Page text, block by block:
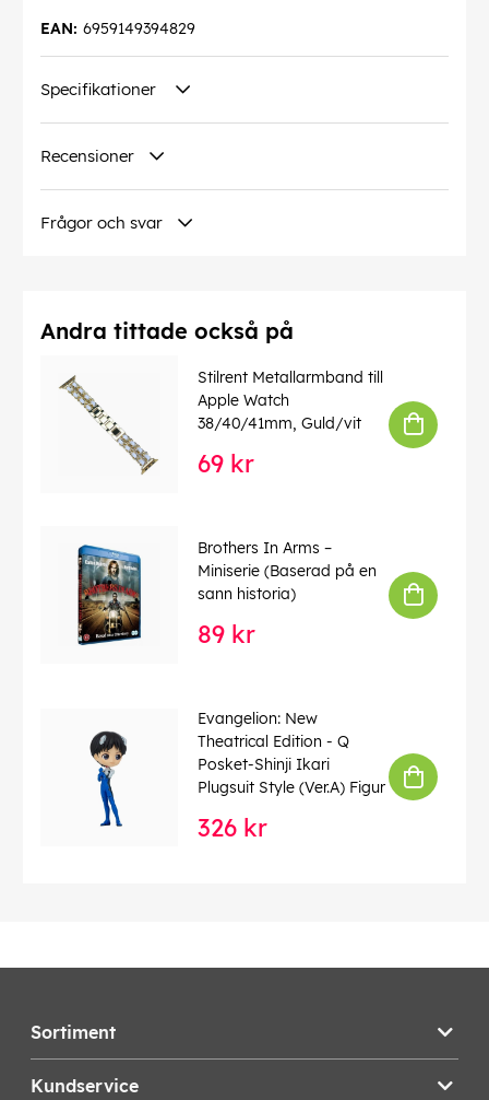
6959149394829
EAN:
Specifikationer
Recensioner
Frågor och svar
Andra tittade också på
Stilrent Metallarmband till
Apple Watch
38/40/41mm, Guld/vit
69 kr
Brothers In Arms –
Miniserie (Baserad på en
sann historia)
89 kr
Evangelion: New
Theatrical Edition - Q
Posket-Shinji Ikari
Plugsuit Style (Ver.A) Figur
326 kr
Sortiment
Kundservice